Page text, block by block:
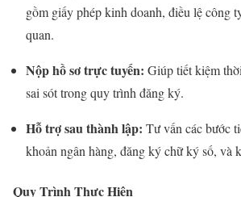
gồm giấy phép kinh doanh, điều lệ công
quan.
Nộp hồ sơ trực tuyến: Giúp tiết kiệm
sai sót trong quy trình đăng ký.
Hỗ trợ sau thành lập: Tư vấn các bước
khoản ngân hàng, đăng ký chữ ký số, và
Quy Trình Thực Hiện